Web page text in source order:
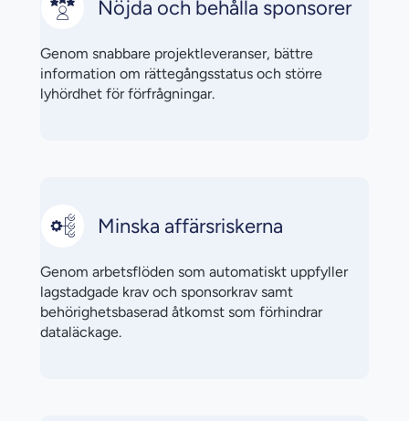
Nöjda och behålla sponsorer
Genom snabbare projektleveranser, bättre
information om rättegångsstatus och större
lyhördhet för förfrågningar.
Minska affärsriskerna
Genom arbetsflöden som automatiskt uppfyller
lagstadgade krav och sponsorkrav samt
behörighetsbaserad åtkomst som förhindrar
dataläckage.